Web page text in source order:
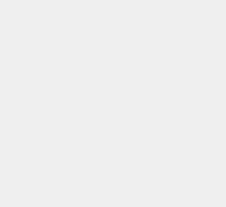
seviyesinde gerçekleşti.
net rafineri marjı, %90–95
hacmi ve 600 milyon USD